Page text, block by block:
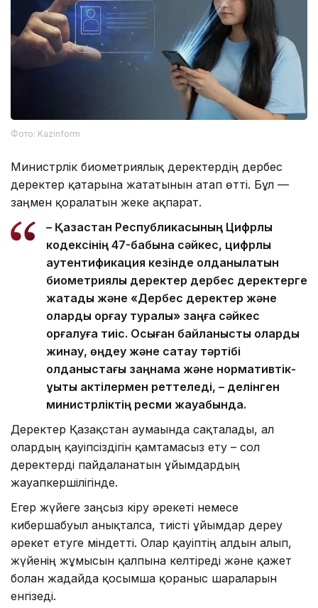
Фото: Kazinform
Министрлік биометриялық деректердің дербес
деректер қатарына жататынын атап өтті. Бұл —
заңмен қорғалатын жеке ақпарат.
– Қазақстан Республикасының Цифрлық
кодексінің 47-бабына сәйкес, цифрлық
аутентификация кезінде қолданылатын
биометриялық деректер дербес деректерге
жатады және «Дербес деректер және
оларды қорғау туралы» заңға сәйкес
қорғалуға тиіс. Осыған байланысты оларды
жинау, өңдеу және сақтау тәртібі
қолданыстағы заңнама және нормативтік-
құқықтық актілермен реттеледі, – делінген
министрліктің ресми жауабында.
Деректер Қазақстан аумағында сақталады, ал
олардың қауіпсіздігін қамтамасыз ету – сол
деректерді пайдаланатын ұйымдардың
жауапкершілігінде.
Егер жүйеге заңсыз кіру әрекеті немесе
кибершабуыл анықталса, тиісті ұйымдар дереу
әрекет етуге міндетті. Олар қауіптің алдын алып,
жүйенің жұмысын қалпына келтіреді және қажет
болған жағдайда қосымша қорғаныс шараларын
енгізеді.